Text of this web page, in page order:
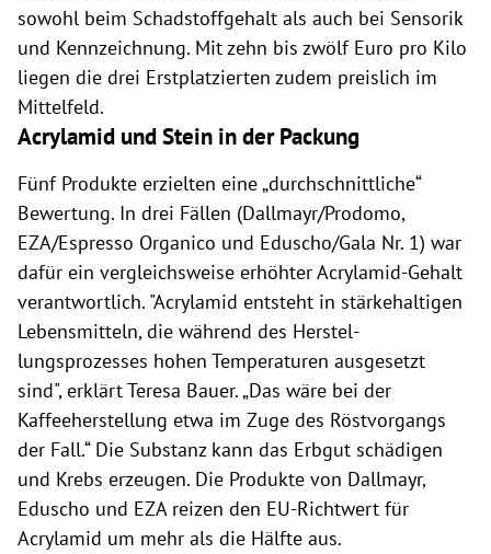
sowohl beim Schad­stoffgehalt als auch bei Sensorik
und Kennzeichnung. Mit zehn bis zwölf Euro pro Kilo
liegen die drei Erstplatzierten zudem preislich im
Mittelfeld.
Acrylamid und Stein in der Packung
Fünf Pro­dukte erzielten eine „durchschnittliche“
Bewertung. In drei Fällen (Dall­mayr/Prodomo,
EZA/Espresso Organico und Eduscho/Gala Nr. 1) war
dafür ein vergleichsweise erhöhter Acrylamid-Gehalt
verantwortlich. "Acrylamid entsteht in stärkehaltigen
Lebensmitteln, die während des Herstel­
lungsprozesses hohen Temperaturen aus­gesetzt
sind", erklärt Teresa Bauer. „Das wäre bei der
Kaffeeherstellung etwa im Zuge des Röstvorgangs
der Fall.“ Die Substanz kann das Erbgut schädigen
und Krebs erzeugen. Die Produkte von Dallmayr,
Eduscho und EZA reizen den EU-Richtwert für
Acrylamid um mehr als die Hälfte aus.